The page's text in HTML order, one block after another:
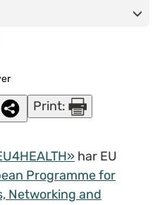
Print:
» har EU
Programme for
Networking and